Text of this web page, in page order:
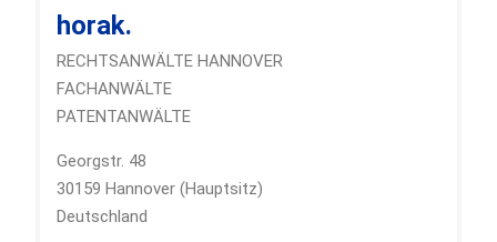
horak.
RECHTSANWÄLTE HANNOVER
FACHANWÄLTE
PATENTANWÄLTE
Georgstr. 48
30159 Hannover (Hauptsitz)
Deutschland